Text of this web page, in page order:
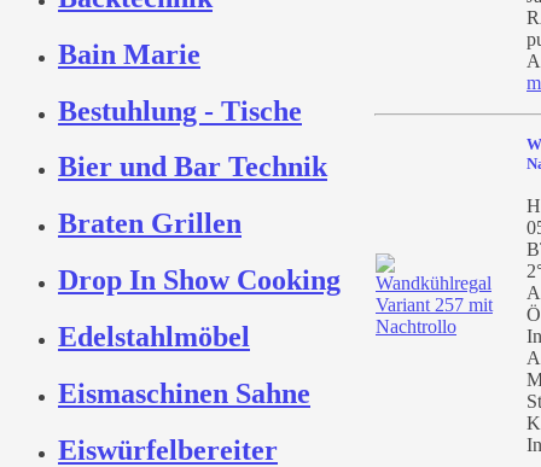
Bain Marie
Bestuhlung - Tische
Bier und Bar Technik
Braten Grillen
Drop In Show Cooking
Edelstahlmöbel
Eismaschinen Sahne
Eiswürfelbereiter